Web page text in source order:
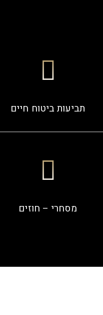
תביעות ביטוח חיים
מסחרי – חוזים